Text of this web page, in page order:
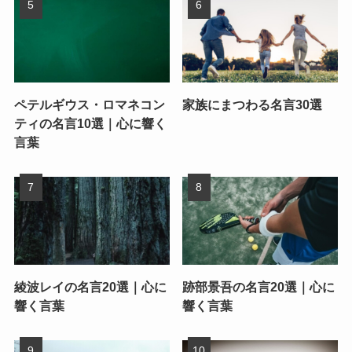
ペテルギウス・ロマネコン
ティの名言10選｜心に響く
言葉
家族にまつわる名言30選
綾波レイの名言20選｜心に
響く言葉
跡部景吾の名言20選｜心に
響く言葉